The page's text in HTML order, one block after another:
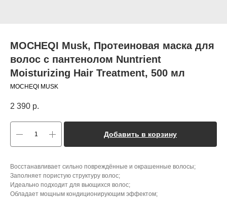
MOCHEQI Musk, Протеиновая маска для
волос с пантенолом Nuntrient
Moisturizing Hair Treatment, 500 мл
MOCHEQI MUSK
2 390 р.
Добавить в корзину
Восстанавливает сильно повреждённые и окрашенные волосы;
Заполняет пористую структуру волос;
Идеально подходит для вьющихся волос;
Обладает мощным кондиционирующим эффектом;